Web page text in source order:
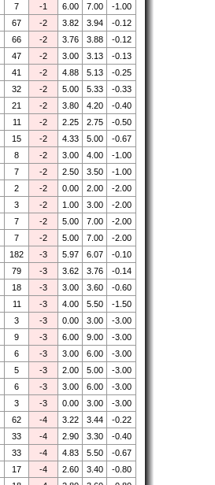
7 -1 6.00 7.00
-1.00
67 -2 3.82 3.94
-0.12
66 -2 3.76 3.88
-0.12
47 -2 3.00 3.13
-0.13
41 -2 4.88 5.13
-0.25
32 -2 5.00 5.33
-0.33
21 -2 3.80 4.20
-0.40
11 -2 2.25 2.75
-0.50
15 -2 4.33 5.00
-0.67
8 -2 3.00 4.00
-1.00
7 -2 2.50 3.50
-1.00
2 -2 0.00 2.00
-2.00
3 -2 1.00 3.00
-2.00
7 -2 5.00 7.00
-2.00
7 -2 5.00 7.00
-2.00
182 -3 5.97 6.07
-0.10
79 -3 3.62 3.76
-0.14
18 -3 3.00 3.60
-0.60
11 -3 4.00 5.50
-1.50
3 -3 0.00 3.00
-3.00
9 -3 6.00 9.00
-3.00
6 -3 3.00 6.00
-3.00
5 -3 2.00 5.00
-3.00
6 -3 3.00 6.00
-3.00
3 -3 0.00 3.00
-3.00
62 -4 3.22 3.44
-0.22
33 -4 2.90 3.30
-0.40
33 -4 4.83 5.50
-0.67
17 -4 2.60 3.40
-0.80